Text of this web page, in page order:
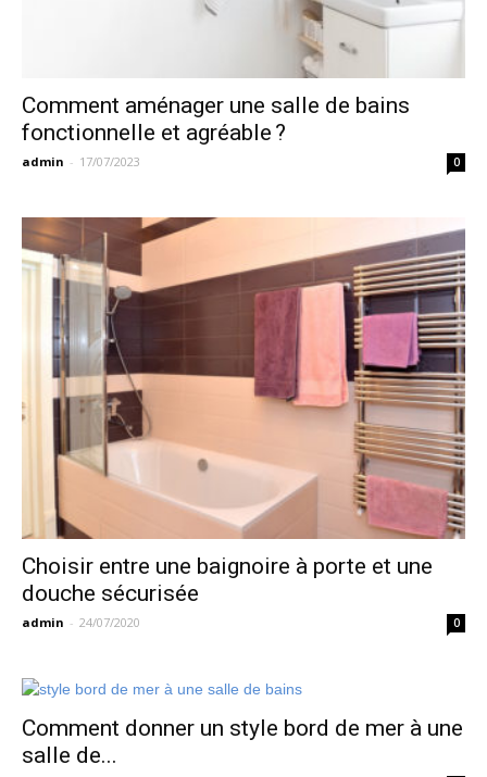
Comment aménager une salle de bains
fonctionnelle et agréable ?
admin - 17/07/2023 0
Choisir entre une baignoire à porte et une
douche sécurisée
admin - 24/07/2020 0
Comment donner un style bord de mer à une
salle de...